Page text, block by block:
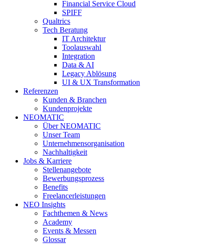
Financial Service Cloud
SPIFF
Qualtrics
Tech Beratung
IT Architektur
Toolauswahl
Integration
Data & AI
Legacy Ablösung
UI & UX Transformation
Referenzen
Kunden & Branchen
Kundenprojekte
NEOMATIC
Über NEOMATIC
Unser Team
Unternehmensorganisation
Nachhaltigkeit
Jobs & Karriere
Stellenangebote
Bewerbungsprozess
Benefits
Freelancerleistungen
NEO Insights
Fachthemen & News
Academy
Events & Messen
Glossar